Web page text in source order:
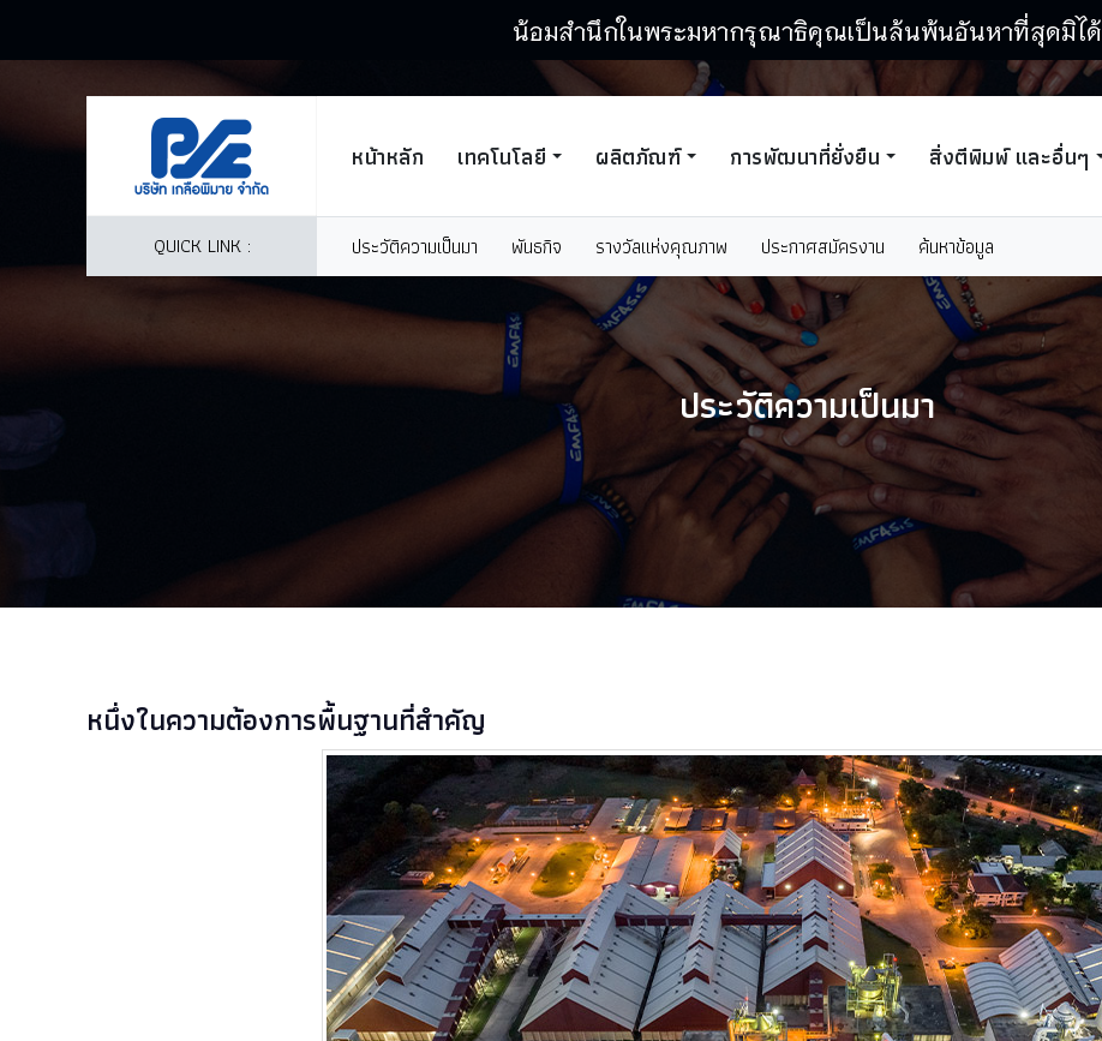
น้อมสำนึกในพระมหากรุณาธิคุณเป็นล้นพ้นอันหาที่สุดมิได้
หน้าหลัก เทคโนโลยี ผลิตภัณฑ์ การพัฒนาที่ยั่งยืน สิ่งตีพิมพ์ และอื่นๆ
QUICK LINK : ประวัติความเป็นมา พันธกิจ รางวัลแห่งคุณภาพ ประกาศสมัครงาน ค้นหาข้อมูล
ประวัติความเป็นมา
หนึ่งในความต้องการพื้นฐานที่สำคัญ